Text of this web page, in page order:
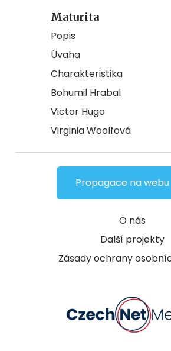
Maturita
Popis
Úvaha
Charakteristika
Bohumil Hrabal
Victor Hugo
Virginia Woolfová
O nás
Další projekty
Zásady ochrany
Propagace na webu